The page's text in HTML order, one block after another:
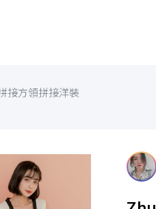
接方領拼接洋裝